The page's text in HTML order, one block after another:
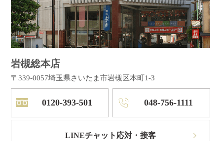
岩槻総本店
〒339-0057埼玉県さいたま市岩槻区本町1-3
0120-393-501 048-756-1111
LINEチャット応対・接客